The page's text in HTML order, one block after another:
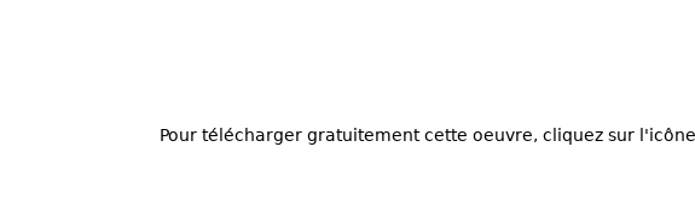
Pour télécharger gratuitement cette oeuvre, cliquez sur